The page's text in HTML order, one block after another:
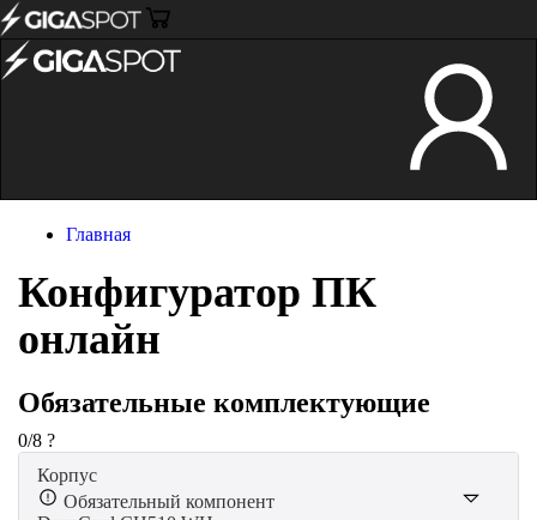
Главная
Конфигуратор ПК
онлайн
Обязательные комплектующие
0/8 ?
Корпус
Обязательный компонент